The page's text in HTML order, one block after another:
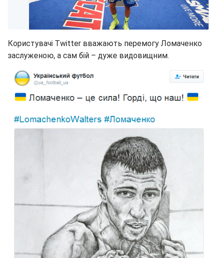
Користувачі Twitter вважають перемогу Ломаченко
заслуженою, а сам бій – дуже видовищним.